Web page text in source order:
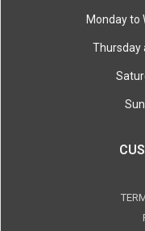
Monday to
Thursday